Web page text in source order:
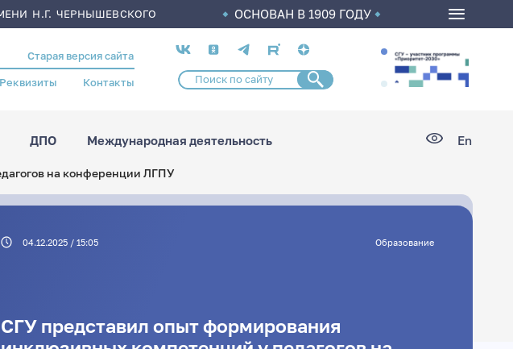
Н.Г. ЧЕРНЫШЕВСКОГО ОСНОВАН В 1909 ГОДУ
Старая версия сайта
Реквизиты Контакты
Социальные
сети
ДПО Международная деятельность En
на конференции ЛГПУ
04.12.2025 / 15:05 Образование
СГУ представил опыт формирования